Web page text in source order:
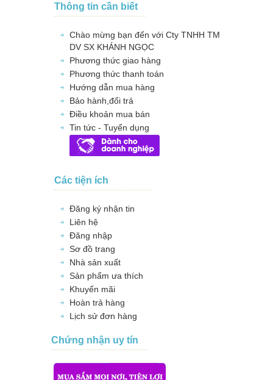
Thông tin cần biết
Chào mừng bạn đến với Cty TNHH TM
DV SX KHÁNH NGỌC
Phương thức giao hàng
Phương thức thanh toán
Hướng dẫn mua hàng
Bảo hành,đổi trả
Điều khoản mua bán
Tin tức - Tuyển dụng
Các tiện ích
Đăng ký nhận tin
Liên hệ
Đăng nhập
Sơ đồ trang
Nhà sản xuất
Sản phẩm ưa thích
Khuyến mãi
Hoàn trả hàng
Lịch sử đơn hàng
Chứng nhận uy tín